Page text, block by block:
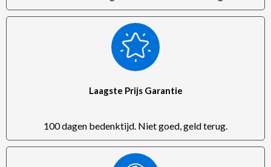
Laagste Prijs Garantie
100 dagen bedenktijd. Niet goed, geld terug.